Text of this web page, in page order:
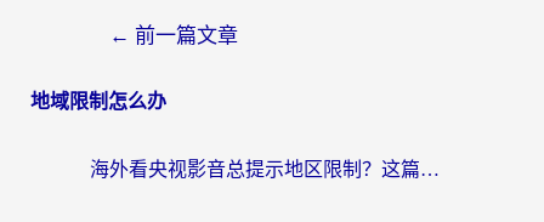
← 前一篇文章
地域限制怎么办
海外看央视影音总提示地区限制？这篇教你选对回国加速器，流畅追剧不踩坑